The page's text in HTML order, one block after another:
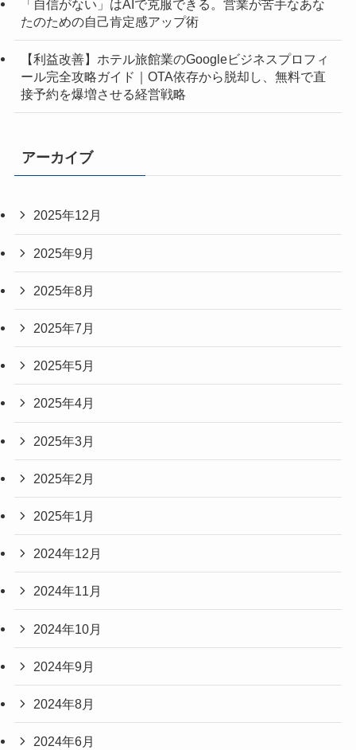
「自信がない」はAIで克服できる。営業が苦手なあな
たのための自己肯定感アップ術
【利益改善】ホテル旅館業のGoogleビジネスプロフィ
ール完全攻略ガイド｜OTA依存から脱却し、無料で直
接予約を爆増させる経営戦略
アーカイブ
2025年12月
2025年9月
2025年8月
2025年7月
2025年5月
2025年4月
2025年3月
2025年2月
2025年1月
2024年12月
2024年11月
2024年10月
2024年9月
2024年8月
2024年6月